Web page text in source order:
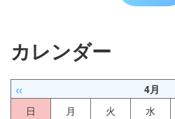
カレンダー
« 4月
日 月 火 水